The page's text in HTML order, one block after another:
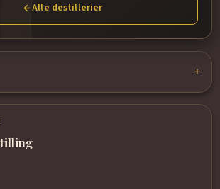
Alle destillerier